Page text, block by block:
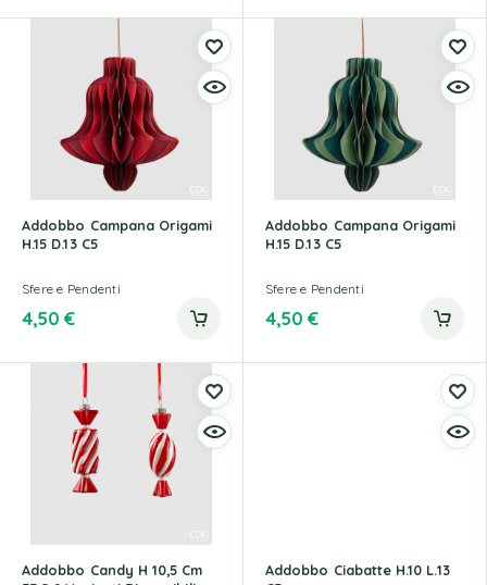
Addobbo Campana Origami
H.15 D.13 C5
Sfere e Pendenti
4,50€
Addobbo Campana Origami
H.15 D.13 C5
Sfere e Pendenti
4,50€
Addobbo Candy H 10,5 Cm
Addobbo Ciabatte H.10 L.13